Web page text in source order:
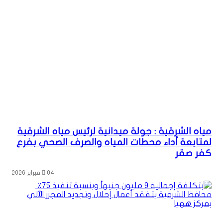
مياه الشرقية : جولة ميدانية لرئيس مياه الشرقية
لمتابعة أداء محطات المياه والصرف الصحي بفرع
كفر صقر
04 فبراير 2026